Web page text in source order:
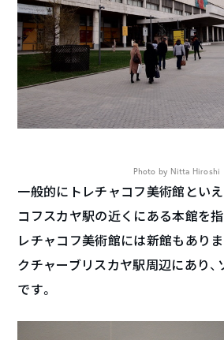
Photo by Nitta Hiroshi
一般的にトレチャコフ美術館とい
コフスカヤ駅の近くにある本館を指
レチャコフ美術館には新館もあり
クチャーブリスカヤ駅周辺にあり
です。